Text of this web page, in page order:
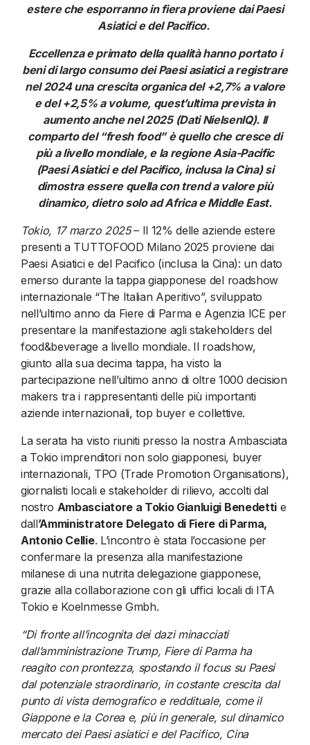
estere che esporranno in fiera proviene dai Paesi
Asiatici e del Pacifico.
Eccellenza e primato della qualità hanno portato i
beni di largo consumo dei Paesi asiatici a registrare
nel 2024 una crescita organica del +2,7% a valore
e del +2,5% a volume, quest’ultima prevista in
aumento anche nel 2025 (Dati NielsenIQ). Il
comparto del “fresh food” è quello che cresce di
più a livello mondiale, e la regione Asia-Pacific
(Paesi Asiatici e del Pacifico, inclusa la Cina) si
dimostra essere quella con trend a valore più
dinamico, dietro solo ad Africa e Middle East.
Tokio, 17 marzo 2025– Il 12% delle aziende estere
presenti a TUTTOFOOD Milano 2025 proviene dai
Paesi Asiatici e del Pacifico (inclusa la Cina): un dato
emerso durante la tappa giapponese del roadshow
internazionale “The Italian Aperitivo”, sviluppato
nell’ultimo anno da Fiere di Parma e Agenzia ICE per
presentare la manifestazione agli stakeholders del
food&beverage a livello mondiale. Il roadshow,
giunto alla sua decima tappa, ha visto la
partecipazione nell’ultimo anno di oltre 1000 decision
makers tra i rappresentanti delle più importanti
aziende internazionali, top buyer e collettive.
La serata ha visto riuniti presso la nostra Ambasciata
a Tokio imprenditori non solo giapponesi, buyer
internazionali, TPO (Trade Promotion Organisations),
giornalisti locali e stakeholder di rilievo, accolti dal
nostro Ambasciatore a Tokio Gianluigi Benedettie
dall’Amministratore Delegato di Fiere di Parma,
Antonio Cellie. L’incontro è stata l’occasione per
confermare la presenza alla manifestazione
milanese di una nutrita delegazione giapponese,
grazie alla collaborazione con gli uffici locali di ITA
Tokio e Koelnmesse Gmbh.
“Di fronte all’incognita dei dazi minacciati
dall’amministrazione Trump, Fiere di Parma ha
reagito con prontezza, spostando il focus su Paesi
dal potenziale straordinario, in costante crescita dal
punto di vista demografico e reddituale, come il
Giappone e la Corea e, più in generale, sul dinamico
mercato dei Paesi asiatici e del Pacifico, Cina